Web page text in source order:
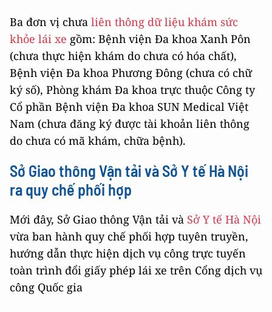
Ba đơn vị chưa liên thông dữ liệu khám sức
khỏe lái xe gồm: Bệnh viện Đa khoa Xanh Pôn
(chưa thực hiện khám do chưa có hóa chất),
Bệnh viện Đa khoa Phương Đông (chưa có chữ
ký số), Phòng khám Đa khoa trực thuộc Công ty
Cổ phần Bệnh viện Đa khoa SUN Medical Việt
Nam (chưa đăng ký được tài khoản liên thông
do chưa có mã khám, chữa bệnh).
Sở Giao thông Vận tải và Sở Y tế Hà Nội
ra quy chế phối hợp
Mới đây, Sở Giao thông Vận tải và Sở Y tế Hà Nội
vừa ban hành quy chế phối hợp tuyên truyền,
hướng dẫn thực hiện dịch vụ công trực tuyến
toàn trình đổi giấy phép lái xe trên Cổng dịch vụ
công Quốc gia